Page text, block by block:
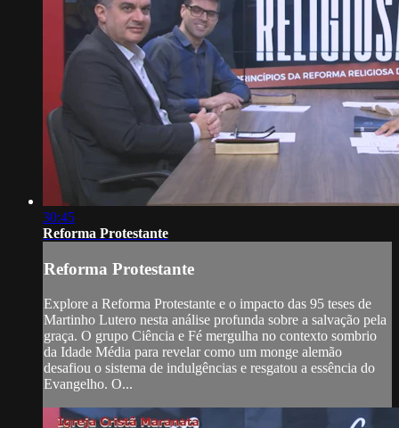
30:45
Reforma Protestante
Reforma Protestante
Explore a Reforma Protestante e o impacto das 95 teses de
Martinho Lutero nesta análise profunda sobre a salvação pela
graça. O grupo Ciência e Fé mergulha no contexto sombrio
da Idade Média para revelar como um monge alemão
desafiou o sistema de indulgências e resgatou a essência do
Evangelho. O...